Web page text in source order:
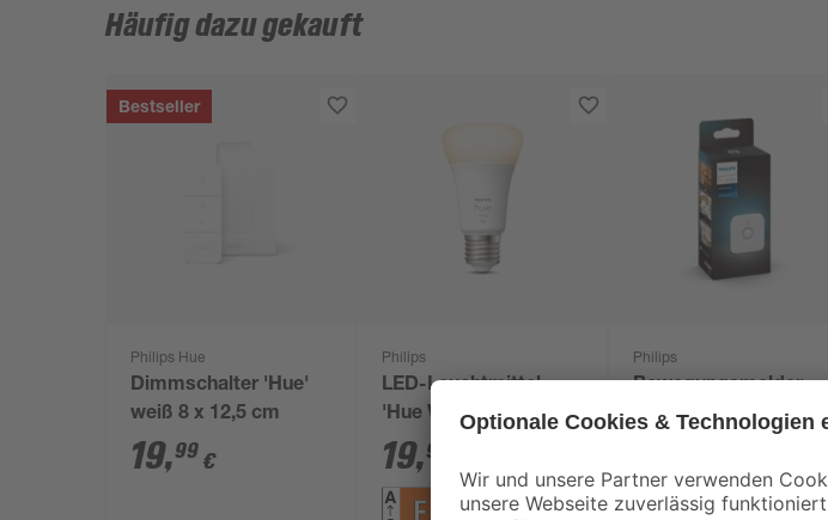
Häufig dazu gekauft
Bestseller
Philips Hue
Dimmschalter 'Hue'
weiß 8 x 12,5 cm
19,99 €
Philips
LED-Leuchtmittel
'Hue White' dimmbar
matt E27 9,5 W 1055
lm warmweiß
19,99
Philips
Bewegungsmelder
'Hue' Indoor